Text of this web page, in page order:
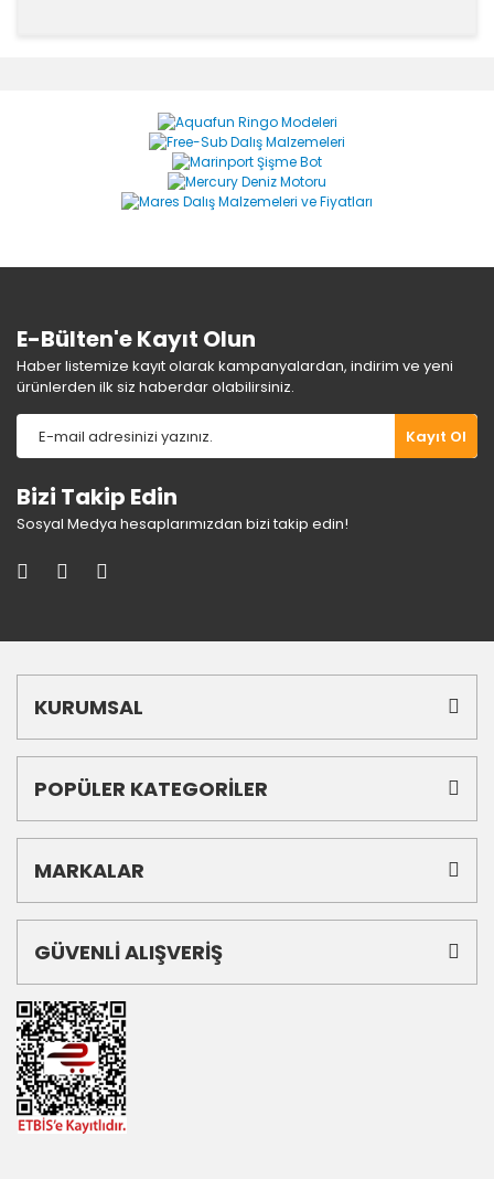
Yorum Yaz
Ürün resmi kalitesiz, bozuk veya görüntülenemiyor.
Ürün açıklamasında eksik bilgiler bulunuyor.
Ürün bilgilerinde hatalar bulunuyor.
E-Bülten'e Kayıt Olun
Haber listemize kayıt olarak kampanyalardan, indirim ve yeni
ürünlerden ilk siz haberdar olabilirsiniz.
Kayıt Ol
Bizi Takip Edin
Sosyal Medya hesaplarımızdan bizi takip edin!
KURUMSAL
POPÜLER KATEGORİLER
MARKALAR
GÜVENLİ ALIŞVERİŞ